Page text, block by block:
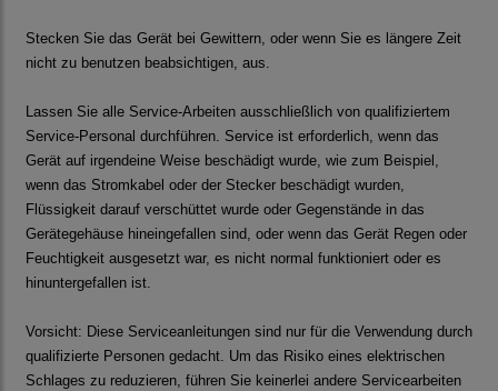
Stecken Sie das Gerät bei Gewittern, oder wenn Sie es längere Zeit
nicht zu benutzen beabsichtigen, aus.
Lassen Sie alle Service-Arbeiten ausschließlich von qualifiziertem
Service-Personal durchführen. Service ist erforderlich, wenn das
Gerät auf irgendeine Weise beschädigt wurde, wie zum Beispiel,
wenn das Stromkabel oder der Stecker beschädigt wurden,
Flüssigkeit darauf verschüttet wurde oder Gegenstände in das
Gerätegehäuse hineingefallen sind, oder wenn das Gerät Regen oder
Feuchtigkeit ausgesetzt war, es nicht normal funktioniert oder es
hinuntergefallen ist.
Vorsicht: Diese Serviceanleitungen sind nur für die Verwendung durch
qualifizierte Personen gedacht. Um das Risiko eines elektrischen
Schlages zu reduzieren, führen Sie keinerlei andere Servicearbeiten